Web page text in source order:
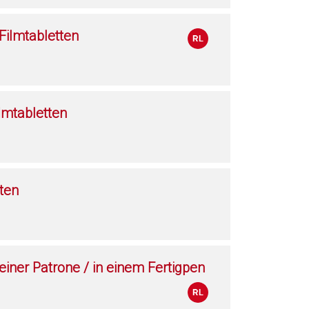
Patrone / in einem Fertigpen